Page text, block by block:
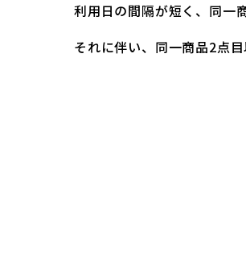
利用日の間隔が短く、同一
それに伴い、同一商品2点